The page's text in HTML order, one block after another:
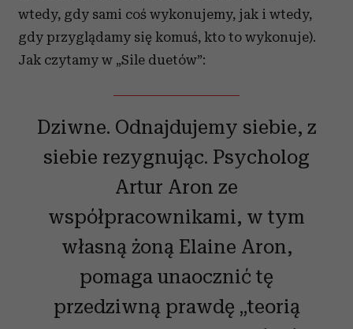
wtedy, gdy sami coś wykonujemy, jak i wtedy,
gdy przyglądamy się komuś, kto to wykonuje).
Jak czytamy w „Sile duetów”:
Dziwne. Odnajdujemy siebie, z
siebie rezygnując. Psycholog
Artur Aron ze
współpracownikami, w tym
własną żoną Elaine Aron,
pomaga unaocznić tę
przedziwną prawdę „teorią